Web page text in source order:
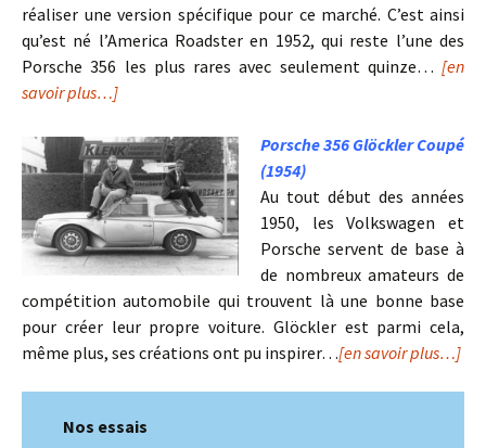
réaliser une version spécifique pour ce marché. C’est ainsi
qu’est né l’America Roadster en 1952, qui reste l’une des
Porsche 356 les plus rares avec seulement quinze… [en
savoir plus…]
Porsche 356 Glöckler Coupé
(1954)
Au tout début des années
1950, les Volkswagen et
Porsche servent de base à
de nombreux amateurs de
compétition automobile qui trouvent là une bonne base
pour créer leur propre voiture. Glöckler est parmi cela,
même plus, ses créations ont pu inspirer…[en savoir plus…]
Nos essais